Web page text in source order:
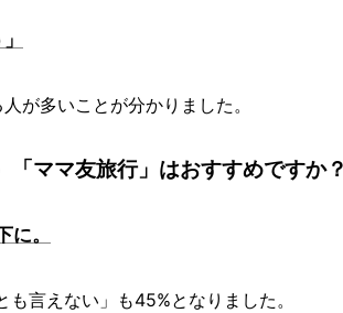
が多いことが分かりました。
ママ友旅行」はおすすめですか？
。
言えない」も45%となりました。